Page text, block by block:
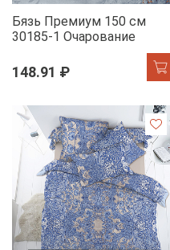
Бязь Премиум 150 см
30185-1 Очарование
148.91 ₽